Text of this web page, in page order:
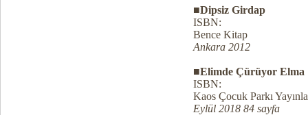
■Dipsiz Girdap
ISBN:
Bence Kitap
Ankara 2012
■Elimde Çürüyor Elma
ISBN:
Kaos Çocuk Parkı
Eylül 2018 84 sayfa